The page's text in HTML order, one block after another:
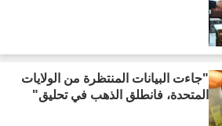
"جاءت البيانات المنتظرة من الولايات
المتحدة، فانطلق الذهب في تحليق"